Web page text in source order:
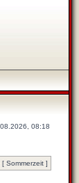
08:18
Sommerzeit ]